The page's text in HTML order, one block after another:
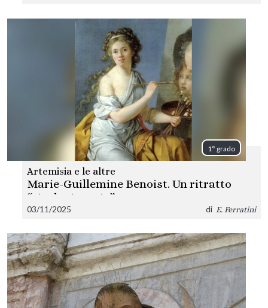
1° grado
Artemisia e le altre
Marie-Guillemine Benoist. Un ritratto
“rivoluzionario”
03/11/2025 di E. Ferratini